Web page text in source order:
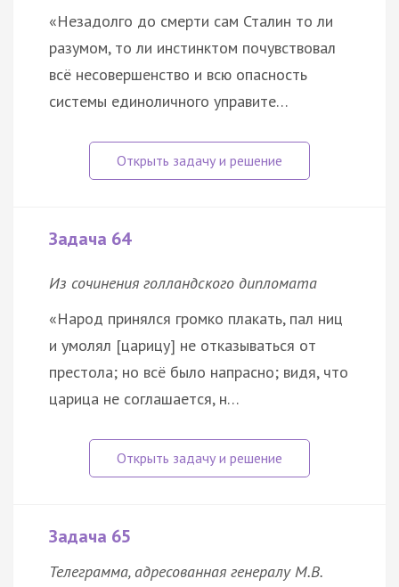
«Незадолго до смерти сам Сталин то ли
разумом, то ли инстинктом почувствовал
всё несовершенство и всю опасность
системы единоличного управите…
Задача 64
Из сочинения голландского дипломата
«Народ принялся громко плакать, пал ниц
и умолял [царицу] не отказываться от
престола; но всё было напрасно; видя, что
царица не соглашается, н…
Задача 65
Телеграмма, адресованная генералу М.В.